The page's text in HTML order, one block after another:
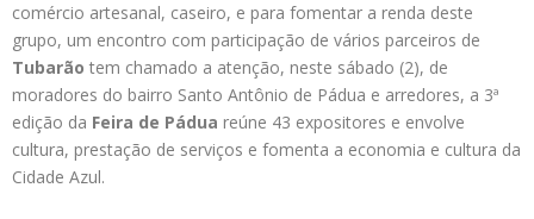
comércio artesanal, caseiro, e para fomentar a renda deste
grupo, um encontro com participação de vários parceiros de
Tubarão tem chamado a atenção, neste sábado (2), de
moradores do bairro Santo Antônio de Pádua e arredores, a 3ª
edição da Feira de Pádua reúne 43 expositores e envolve
cultura, prestação de serviços e fomenta a economia e cultura da
Cidade Azul.